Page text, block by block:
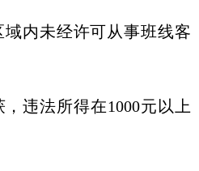
域内未经许可从事班线客
，违法所得在1000元以上